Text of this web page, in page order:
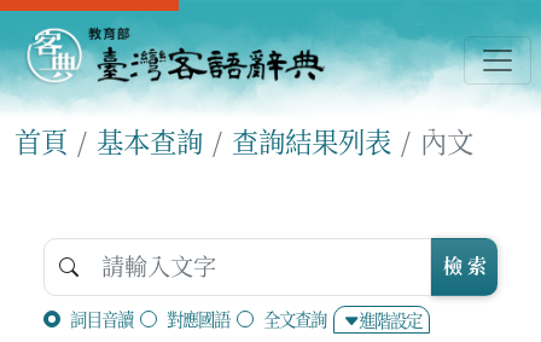
首頁 基本查詢 查詢結果列表 內文
詞目音讀 對應國語 全文查詢 進階設定
檢 索